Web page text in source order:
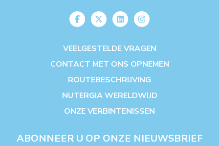
VEELGESTELDE VRAGEN
CONTACT MET ONS OPNEMEN
ROUTEBESCHRIJVING
NUTERGIA WERELDWIJD
ONZE VERBINTENISSEN
ABONNEER U OP ONZE NIEUWSBRIEF